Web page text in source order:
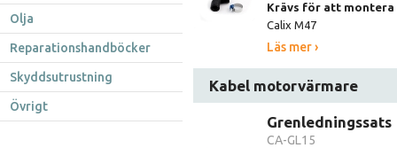
Olja
Reparationshandböcker
Skyddsutrustning
Övrigt
Krävs för att
Calix M47
Läs mer ›
Kabel motorvärmare
Grenledningssats
CA-GL15